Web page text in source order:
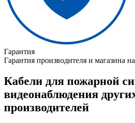
Гарантия
Гарантия производителя и магазина
Кабели для пожарной
видеонаблюдения
производителей